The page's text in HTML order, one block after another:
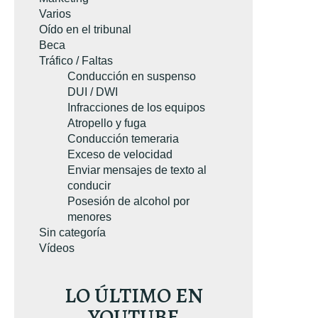
SU EJEMPLAR GRATUITO
Varios
Oído en el tribunal
Beca
Tráfico / Faltas
Conducción en suspenso
DUI / DWI
Infracciones de los equipos
Atropello y fuga
Conducción temeraria
Exceso de velocidad
Enviar mensajes de texto al
conducir
Posesión de alcohol por
menores
Sin categoría
Vídeos
LO ÚLTIMO EN